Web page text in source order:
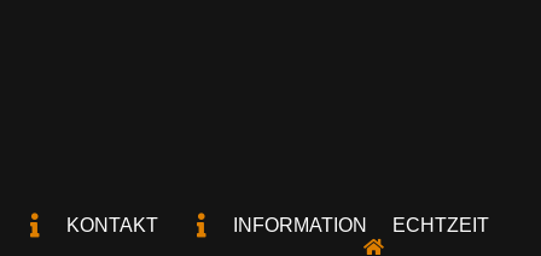
KONTAKT INFORMATION ECHTZEIT